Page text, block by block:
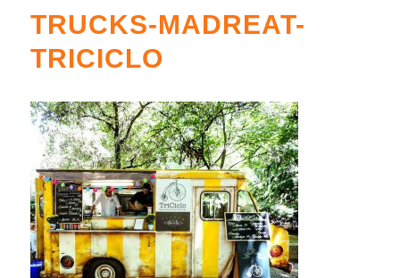
TRUCKS-MADREAT-
TRICICLO